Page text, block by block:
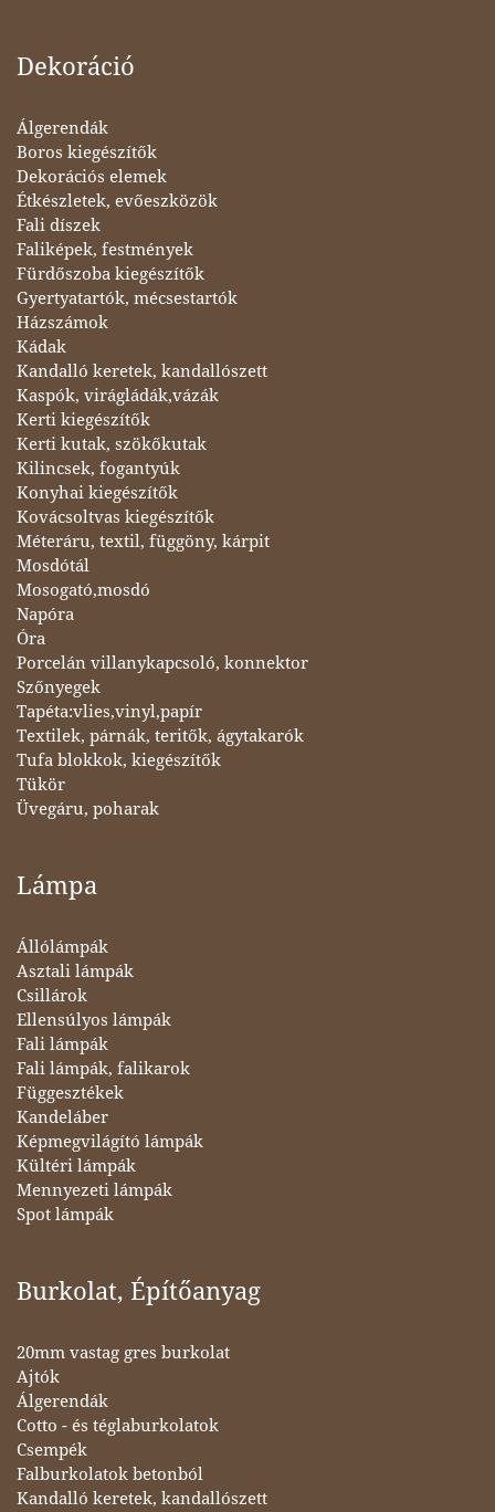
Dekoráció
Álgerendák
Boros kiegészítők
Dekorációs elemek
Étkészletek, evőeszközök
Fali díszek
Faliképek, festmények
Fürdőszoba kiegészítők
Gyertyatartók, mécsestartók
Házszámok
Kádak
Kandalló keretek, kandallószett
Kaspók, virágládák,vázák
Kerti kiegészítők
Kerti kutak, szökőkutak
Kilincsek, fogantyúk
Konyhai kiegészítők
Kovácsoltvas kiegészítők
Méteráru, textil, függöny, kárpit
Mosdótál
Mosogató,mosdó
Napóra
Óra
Porcelán villanykapcsoló, konnektor
Szőnyegek
Tapéta:vlies,vinyl,papír
Textilek, párnák, teritők, ágytakarók
Tufa blokkok, kiegészítők
Tükör
Üvegáru, poharak
Lámpa
Állólámpák
Asztali lámpák
Csillárok
Ellensúlyos lámpák
Fali lámpák
Fali lámpák, falikarok
Függesztékek
Kandeláber
Képmegvilágító lámpák
Kültéri lámpák
Mennyezeti lámpák
Spot lámpák
Burkolat, Építőanyag
20mm vastag gres burkolat
Ajtók
Álgerendák
Cotto - és téglaburkolatok
Csempék
Falburkolatok betonból
Kandalló keretek, kandallószett